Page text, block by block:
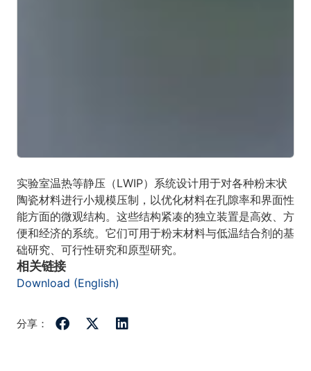
实验室温热等静压（LWIP）系统设计用于对各种粉末状
陶瓷材料进行小规模压制，以优化材料在孔隙率和界面性
能方面的微观结构。这些结构紧凑的独立装置是高效、方
便和经济的系统。它们可用于粉末材料与低温结合剂的基
础研究、可行性研究和原型研究。
相关链接
Download (English)
分享：